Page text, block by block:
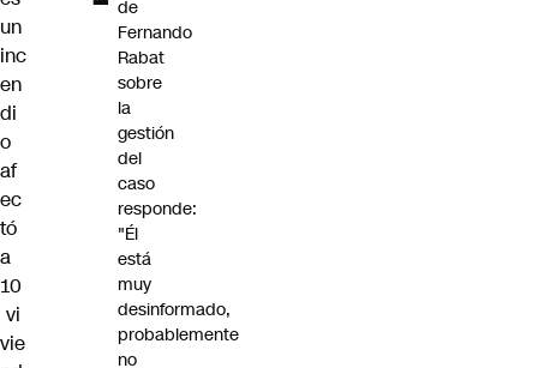
un
inc
en
di
o
af
ec
tó
a
10
vi
vie
de
Fernando
Rabat
sobre
la
gestión
del
caso
responde:
"Él
está
muy
desinformado,
probablemente
no